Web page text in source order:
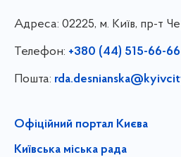
Адреса: 02225, м. Київ, пр-т
Телефон: +380 (44) 515-66-66
Пошта:
Офіційний портал Києва
Київська міська рада